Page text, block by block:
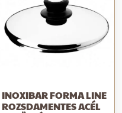
INOXIBAR FORMA LINE
ROZSDAMENTES ACÉL